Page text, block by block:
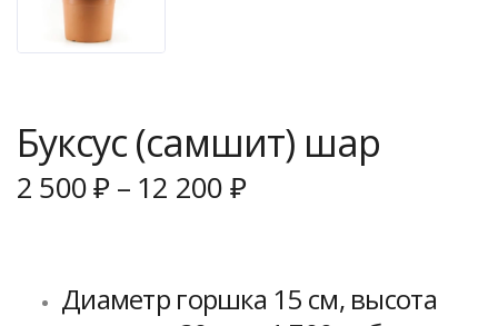
Буксус (самшит) шар
2 500₽ – 12 200₽
Диаметр горшка 15 см, высота